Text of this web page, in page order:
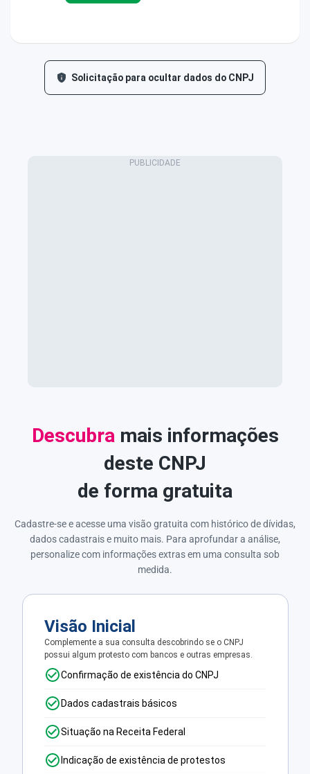
Solicitação para ocultar dados do CNPJ
Descubramais informações
deste CNPJ
de forma gratuita
Cadastre-se e acesse uma visão gratuita com histórico de dívidas,
dados cadastrais e muito mais. Para aprofundar a análise,
personalize com informações extras em uma consulta sob
medida.
Visão Inicial
Complemente a sua consulta descobrindo se o CNPJ
possui algum protesto com bancos e outras empresas.
Confirmação de existência do CNPJ
Dados cadastrais básicos
Situação na Receita Federal
Indicação de existência de protestos